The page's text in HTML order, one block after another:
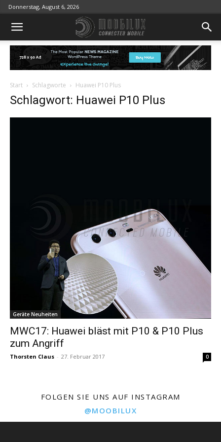
Donnerstag, August 6, 2026
Start Schlagworte Huawei P10 Plus
Schlagwort: Huawei P10 Plus
Geräte Neuheiten
MWC17: Huawei bläst mit P10 & P10 Plus
zum Angriff
Thorsten Claus - 27. Februar 2017 0
FOLGEN SIE UNS AUF INSTAGRAM
@MOOBILUX